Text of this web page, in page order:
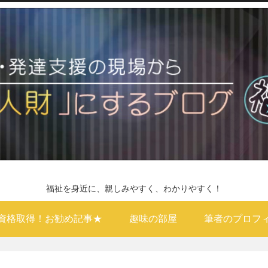
福祉を身近に、親しみやすく、わかりやすく！
格取得！お勧め記事★ 趣味の部屋 筆者のプロフ